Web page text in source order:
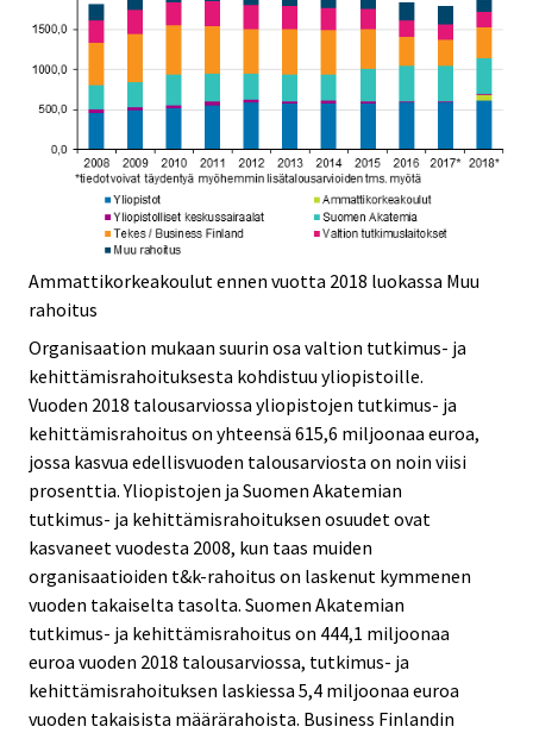
Ammattikorkeakoulut ennen vuotta 2018 luokassa Muu
rahoitus
Organisaation mukaan suurin osa valtion tutkimus- ja
kehittämisrahoituksesta kohdistuu yliopistoille.
Vuoden 2018 talousarviossa yliopistojen tutkimus- ja
kehittämisrahoitus on yhteensä 615,6 miljoonaa euroa,
jossa kasvua edellisvuoden talousarviosta on noin viisi
prosenttia. Yliopistojen ja Suomen Akatemian
tutkimus- ja kehittämisrahoituksen osuudet ovat
kasvaneet vuodesta 2008, kun taas muiden
organisaatioiden t&k-rahoitus on laskenut kymmenen
vuoden takaiselta tasolta. Suomen Akatemian
tutkimus- ja kehittämisrahoitus on 444,1 miljoonaa
euroa vuoden 2018 talousarviossa, tutkimus- ja
kehittämisrahoituksen laskiessa 5,4 miljoonaa euroa
vuoden takaisista määrärahoista. Business Finlandin